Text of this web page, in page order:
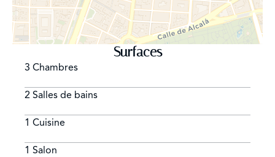
son exclusivité. C'est un endroit idéal pour se
promener, faire du shopping dans les boutiques les plus
exclusives ou manger dans un bon restaurant. Il est sans
aucun doute considéré comme le meilleur quartier
résidentiel de Madrid.
Surfaces
3 Chambres
2 Salles de bains
1 Cuisine
1 Salon